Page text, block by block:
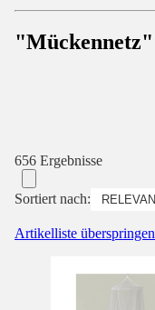
"Mückennetz"
656 Ergebnisse
Sortiert nach:
Artikelliste überspringen